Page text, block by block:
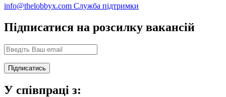
info@thelobbyx.com Служба підтримки
Підписатися на розсилку вакансій
У співпраці з: